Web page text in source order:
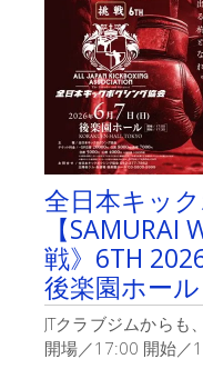
イ
プ
リ
ル
フ
ー
ル
＝
世
界
中
で
新
聞
が
嘘
全日本キッ
【SAMURAI
戦》6TH
後楽園ホール
JTクラブジムからも
開場／17:00 開始／